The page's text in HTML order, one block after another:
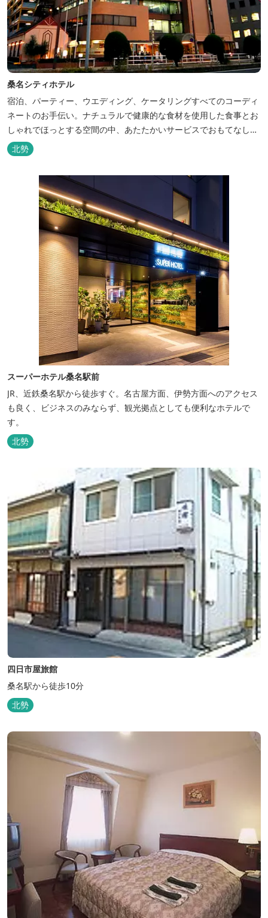
桑名シティホテル
宿泊、パーティー、ウエディング、ケータリングすべてのコーディ
ネートのお手伝い。ナチュラルで健康的な食材を使用した食事とお
しゃれでほっとする空間の中、あたたかいサービスでおもてなしい
たします。
北勢
スーパーホテル桑名駅前
JR、近鉄桑名駅から徒歩すぐ。名古屋方面、伊勢方面へのアクセス
も良く、ビジネスのみならず、観光拠点としても便利なホテルで
す。
北勢
四日市屋旅館
桑名駅から徒歩10分
北勢